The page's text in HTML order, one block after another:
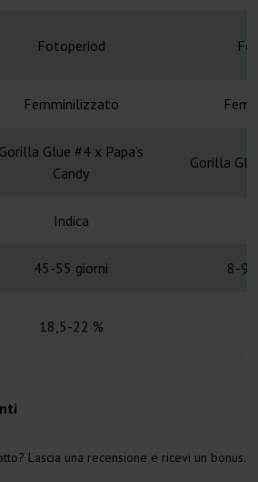
Fotoperiod
Femminilizzato
Gorilla Glue #4 x Papa’s
Candy
Gorilla
Indica
45-55 giorni 8-9
18,5-22 %
Lascia una recensione e ricevi un bonus.